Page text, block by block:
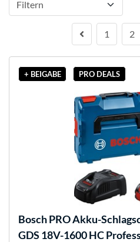
Filtern
1 2
+ BEIGABE PRO DEALS
BoschPRO Akku-
GDS 18V-1600 HC